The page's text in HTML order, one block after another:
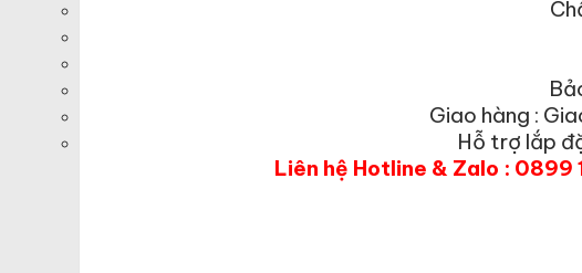
Giao hàng :
Hỗ trợ lắp
Liên hệ Hotline & Zalo : 0899